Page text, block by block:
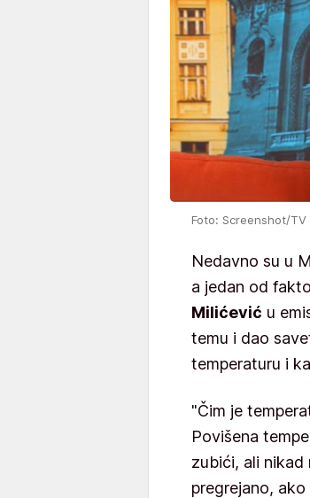
Foto: Screenshot/TV
Nedavno su u
a jedan od
Milićević u
temu i dao
temperaturu i
"Čim je
Povišena
zubići, ali nikad
pregrejano,